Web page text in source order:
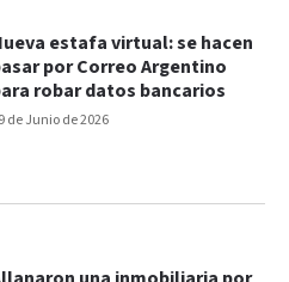
de Junio de 2026
estafa virtual: se hacen
por Correo Argentino
robar datos bancarios